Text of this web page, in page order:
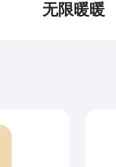
无限暖暖